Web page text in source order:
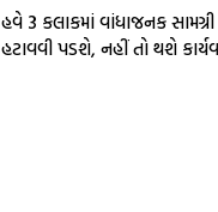
હવે 3 કલાકમાં વાંધાજનક સામગ્રી
હટાવવી પડશે, નહીં તો થશે